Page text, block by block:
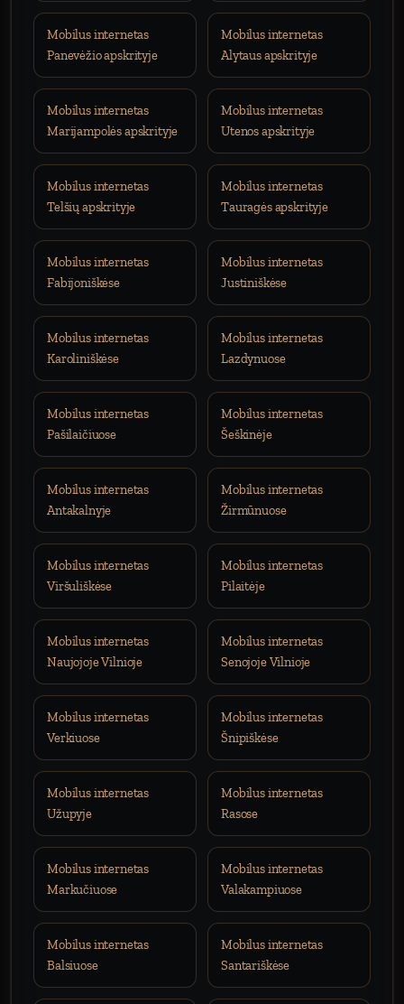
Mobilus internetas
Panevėžio apskrityje
Mobilus internetas
Alytaus apskrityje
Mobilus internetas
Marijampolės apskrityje
Mobilus internetas
Utenos apskrityje
Mobilus internetas
Telšių apskrityje
Mobilus internetas
Tauragės apskrityje
Mobilus internetas
Fabijoniškėse
Mobilus internetas
Justiniškėse
Mobilus internetas
Karoliniškėse
Mobilus internetas
Lazdynuose
Mobilus internetas
Pašilaičiuose
Mobilus internetas
Šeškinėje
Mobilus internetas
Antakalnyje
Mobilus internetas
Žirmūnuose
Mobilus internetas
Viršuliškėse
Mobilus internetas
Pilaitėje
Mobilus internetas
Naujojoje Vilnioje
Mobilus internetas
Senojoje Vilnioje
Mobilus internetas
Verkiuose
Mobilus internetas
Šnipiškėse
Mobilus internetas
Užupyje
Mobilus internetas
Rasose
Mobilus internetas
Markučiuose
Mobilus internetas
Valakampiuose
Mobilus internetas
Balsiuose
Mobilus internetas
Santariškėse